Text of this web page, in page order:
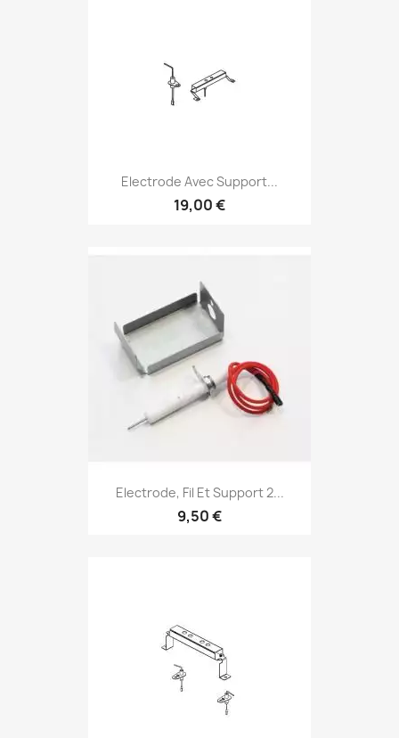
Electrode Avec Support...
19,00 €
Electrode, Fil Et Support 2...
9,50 €